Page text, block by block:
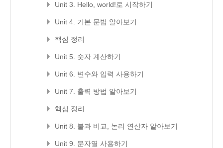
Unit 3. Hello, world!로 시작하기
Unit 4. 기본 문법 알아보기
핵심 정리
Unit 5. 숫자 계산하기
Unit 6. 변수와 입력 사용하기
Unit 7. 출력 방법 알아보기
핵심 정리
Unit 8. 불과 비교, 논리 연산자 알아보기
Unit 9. 문자열 사용하기